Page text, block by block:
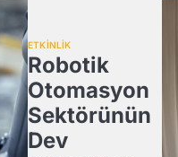
ETKİNLİK
Robotik
Otomasyon
Sektörünün
Dev